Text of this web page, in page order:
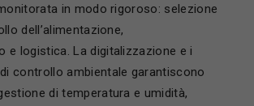
in modo rigoroso: selezione
dell’alimentazione,
e logistica. La digitalizzazione e i
controllo ambientale garantiscono
di temperatura e umidità,